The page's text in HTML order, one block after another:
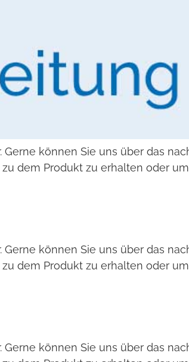
können Sie uns über das
dem Produkt zu erhalten oder
können Sie uns über das
dem Produkt zu erhalten oder
können Sie uns über das